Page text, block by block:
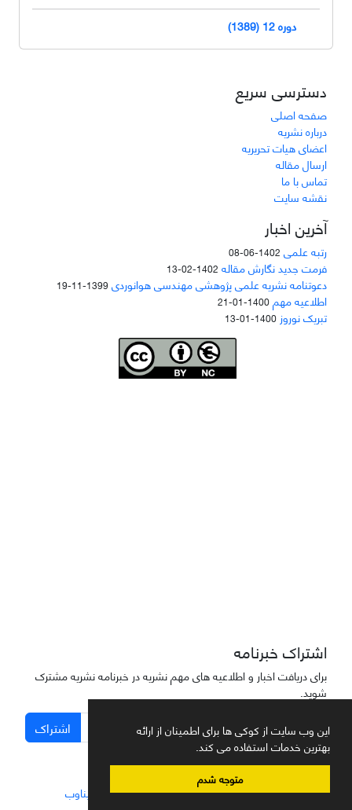
این وب سایت از کوکی ها برای اطمینان از ارائه
بهترین خدمات استفاده می کند.
متوجه شدم
دوره 12 (1389)
دسترسی سریع
صفحه اصلی
درباره نشریه
اعضای هیات تحریریه
ارسال مقاله
تماس با ما
نقشه سایت
آخرین اخبار
رتبه علمی 1402-06-08
فرمت جدید نگارش مقاله 1402-02-13
دعوتنامه نشریه علمی پژوهشی مهندسی هوانوردی1399-11-19
اطلاعیه مهم1400-01-21
تبریک نوروز 1400-01-13
اشتراک خبرنامه
برای دریافت اخبار و اطلاعیه های مهم نشریه در خبرنامه نشریه مشترک
شوید.
اشتراک
سامانه مدیریت نشریات علمی.طراحی و پیاده سازی از سیناوب